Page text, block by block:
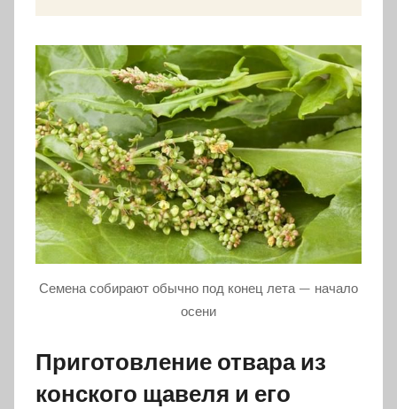
Семена собирают обычно под конец лета — начало
осени
Приготовление отвара из
конского щавеля и его